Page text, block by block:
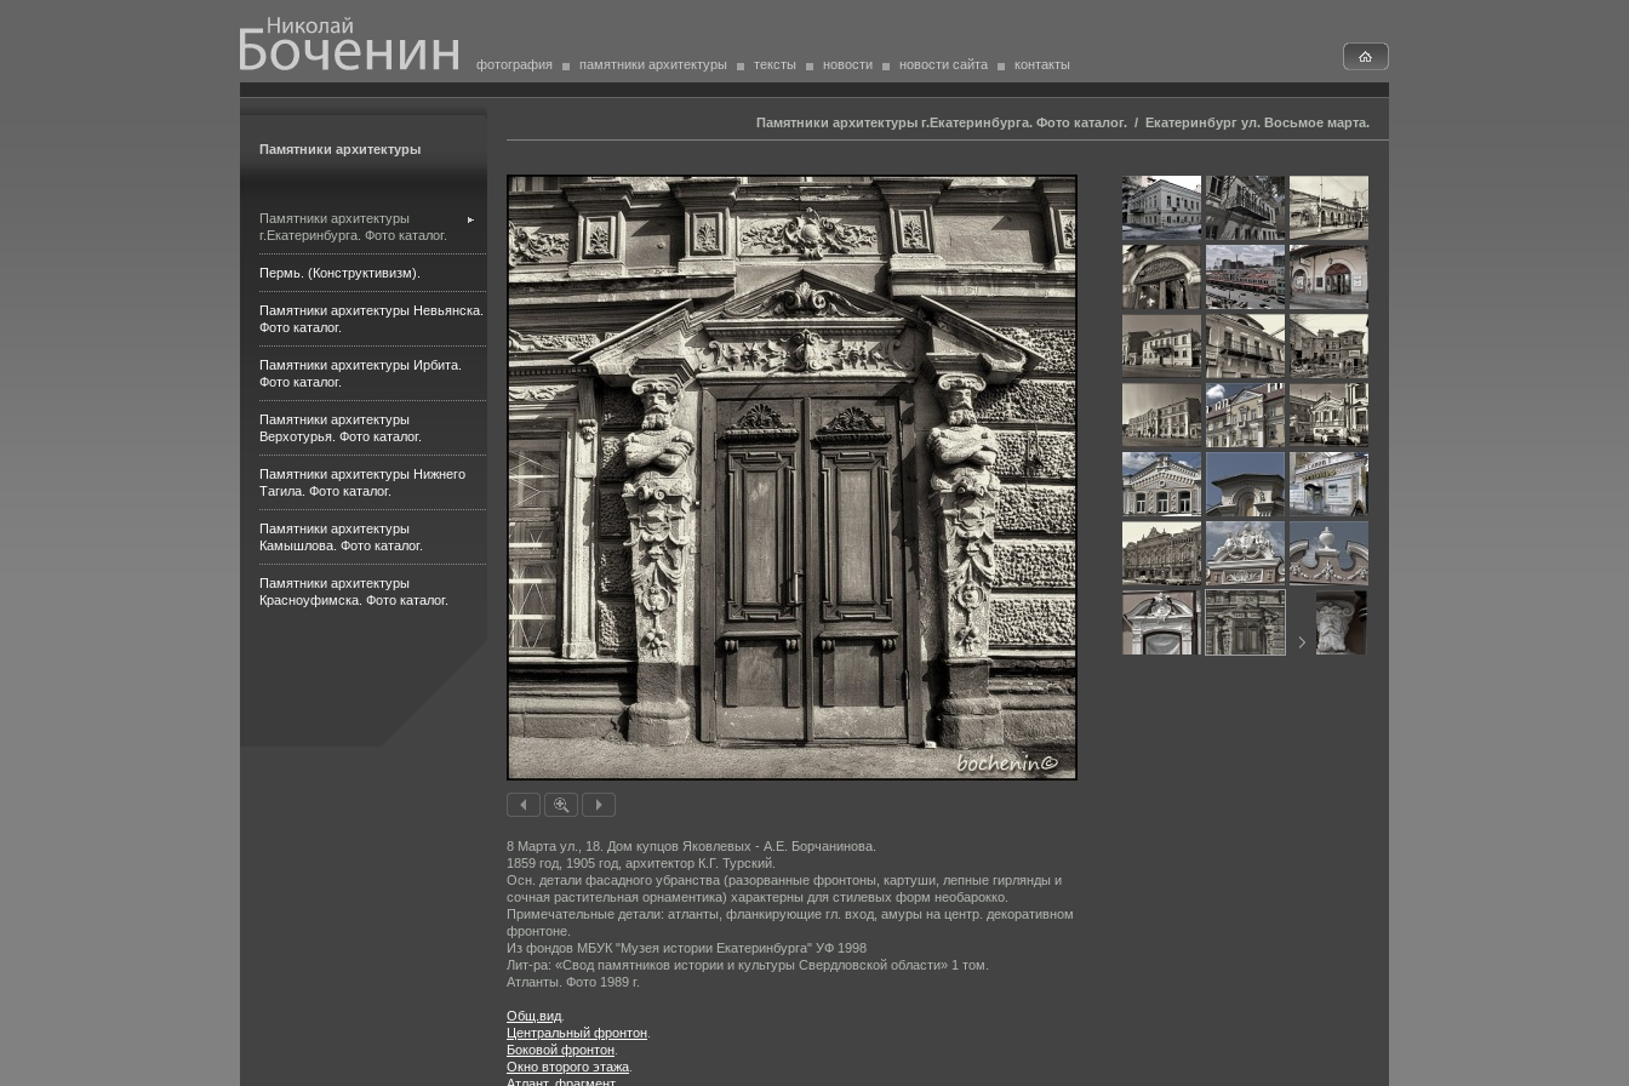
фотография памятники архитектуры тексты новости новости сайта контакты
Памятники архитектуры
Памятники архитектуры
г.Екатеринбурга. Фото каталог.
Пермь. (Конструктивизм).
Памятники архитектуры Невьянска.
Фото каталог.
Памятники архитектуры Ирбита.
Фото каталог.
Памятники архитектуры
Верхотурья. Фото каталог.
Памятники архитектуры Нижнего
Тагила. Фото каталог.
Памятники архитектуры
Камышлова. Фото каталог.
Памятники архитектуры
Красноуфимска. Фото каталог.
Памятники архитектуры г.Екатеринбурга. Фото каталог. / Екатеринбург ул. Восьмое марта.
8 Марта ул., 18. Дом купцов Яковлевых - А.Е. Борчанинова.
1859 год, 1905 год, архитектор К.Г. Турский.
Осн. детали фасадного убранства (разорванные фронтоны, картуши, лепные гирлянды и
сочная растительная орнаментика) характерны для стилевых форм необарокко.
Примечательные детали: атланты, фланкирующие гл. вход, амуры на центр. декоративном
фронтоне.
Из фондов МБУК "Музея истории Екатеринбурга" УФ 1998
Лит-ра: «Свод памятников истории и культуры Свердловской области» 1 том.
Атланты. Фото 1989 г.
Общ.вид
Центральный фронтон
Боковой фронтон
Окно второго этажа